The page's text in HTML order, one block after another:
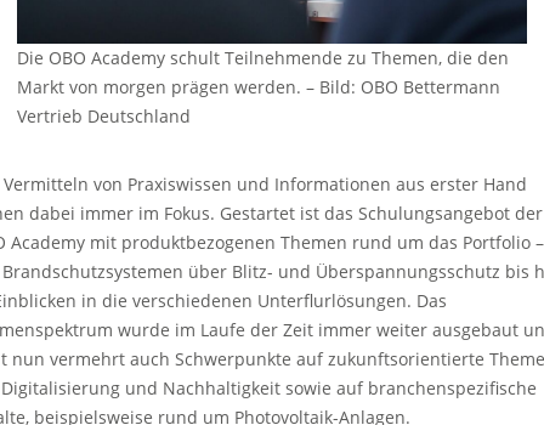
Die OBO Academy schult Teilnehmende zu Themen, die den
Markt von morgen prägen werden. – Bild: OBO Bettermann
Vertrieb Deutschland
Vermitteln von Praxiswissen und Informationen aus erster Hand
dabei immer im Fokus. Gestartet ist das Schulungsangebot der
Academy mit produktbezogenen Themen rund um das Portfolio –
über Blitz- und Überspannungsschutz bis
in die verschiedenen Unterflurlösungen. Das
wurde im Laufe der Zeit immer weiter ausgebaut
nun vermehrt auch Schwerpunkte auf zukunftsorientierte
und Nachhaltigkeit sowie auf branchenspezifische
beispielsweise rund um Photovoltaik-Anlagen.